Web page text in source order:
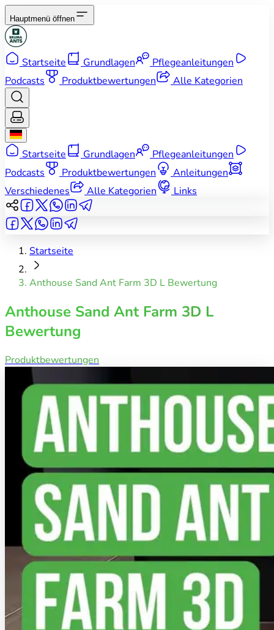
Hauptmenü öffnen
Startseite Grundlagen
Pflegeanleitungen
Podcasts
Produktbewertungen Alle Kategorien
Startseite Grundlagen
Pflegeanleitungen
Podcasts
Produktbewertungen
Anleitungen
Verschiedenes
Alle Kategorien Links
Startseite
Anthouse Sand Ant Farm 3D L Bewertung
Anthouse Sand Ant Farm 3D L
Bewertung
Produktbewertungen